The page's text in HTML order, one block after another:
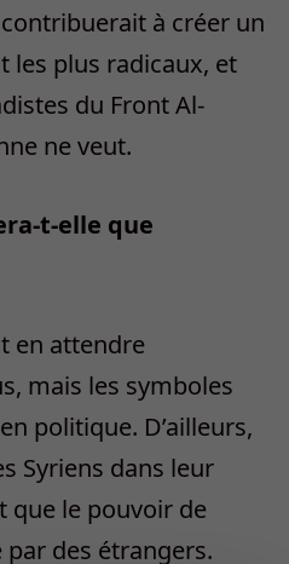
à créer un
les plus radicaux, et
du Front Al-
ne veut.
t-elle que
en attendre
mais les symboles
politique. D’ailleurs,
Syriens dans leur
que le pouvoir de
des étrangers.